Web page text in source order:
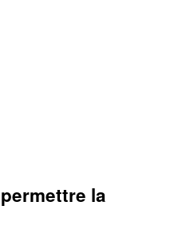
la